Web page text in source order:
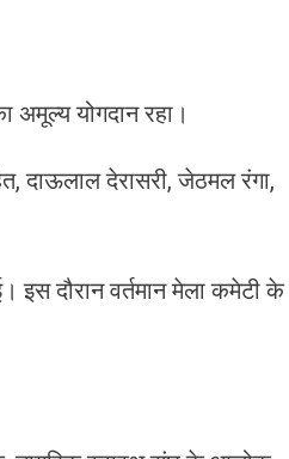
अमूल्य योगदान रहा।
दाऊलाल देरासरी, जेठमल रंगा,
इस दौरान ​वर्तमान मेला कमेटी के